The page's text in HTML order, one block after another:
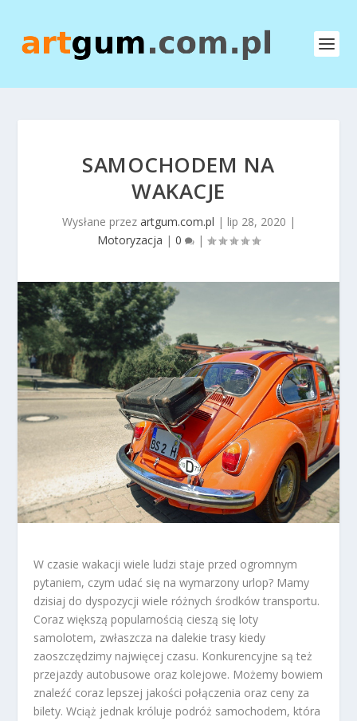
SAMOCHODEM NA
WAKACJE
Wysłane przez artgum.com.pl | lip 28, 2020 |
Motoryzacja | 0 |
W czasie wakacji wiele ludzi staje przed ogromnym
pytaniem, czym udać się na wymarzony urlop? Mamy
dzisiaj do dyspozycji wiele różnych środków transportu.
Coraz większą popularnością cieszą się loty
samolotem, zwłaszcza na dalekie trasy kiedy
zaoszczędzimy najwięcej czasu. Konkurencyjne są też
przejazdy autobusowe oraz kolejowe. Możemy bowiem
znaleźć coraz lepszej jakości połączenia oraz ceny za
bilety. Wciąż jednak króluje podróż samochodem, która